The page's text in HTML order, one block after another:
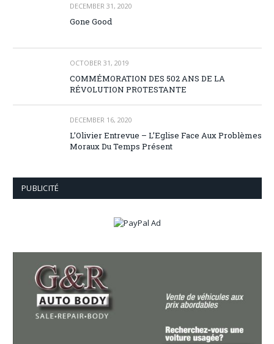
DECEMBER 31, 2020
Gone Good
OCTOBER 31, 2019
COMMÉMORATION DES 502 ANS DE LA
RÉVOLUTION PROTESTANTE
DECEMBER 16, 2020
L’Olivier Entrevue – L’Eglise Face Aux Problèmes
Moraux Du Temps Présent
PUBLICITÉ